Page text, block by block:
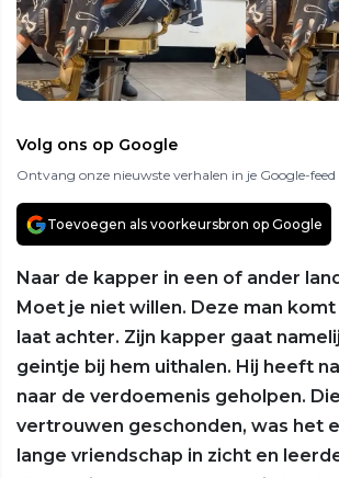
Volg ons op Google
Ontvang onze nieuwste verhalen in je Google-feed
Toevoegen als voorkeursbron op Google
Naar de kapper in een of ander
Moet je niet willen. Deze man
laat achter. Zijn kapper gaat
geintje bij hem uithalen. Hij heeft
naar de verdoemenis geholpen.
vertrouwen geschonden, was het
lange vriendschap in zicht en